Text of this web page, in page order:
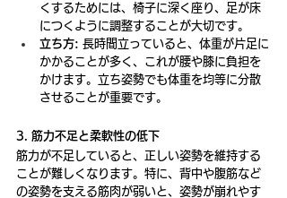
くするためには、椅子に深く座り、足が床
につくように調整することが大切です。
立ち方: 長時間立っていると、体重が片足に
かかることが多く、これが腰や膝に負担を
かけます。立ち姿勢でも体重を均等に分散
させることが重要です。
3. 筋力不足と柔軟性の低下
筋力が不足していると、正しい姿勢を維持する
ことが難しくなります。特に、背中や腹筋など
の姿勢を支える筋肉が弱いと、姿勢が崩れやす